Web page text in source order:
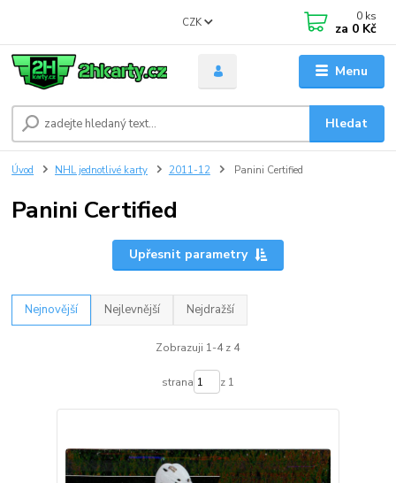
Menu
CZK
Hledat
0 ks
za 0 Kč
Úvod NHL jednotlivé karty 2011-12 Panini Certified
Panini Certified
Upřesnit parametry
Nejnovější Nejlevnější Nejdražší
Zobrazuji 1-4 z 4
strana z 1